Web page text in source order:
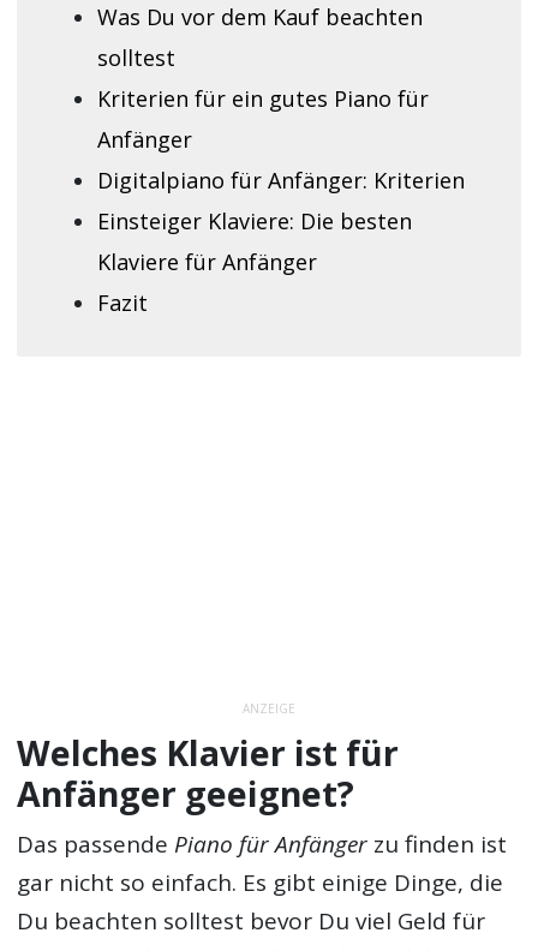
Was Du vor dem Kauf beachten
solltest
Kriterien für ein gutes Piano für
Anfänger
Digitalpiano für Anfänger: Kriterien
Einsteiger Klaviere: Die besten
Klaviere für Anfänger
Fazit
ANZEIGE
Welches Klavier ist für
Anfänger geeignet?
Das passende Piano für Anfänger zu finden ist
gar nicht so einfach. Es gibt einige Dinge, die
Du beachten solltest bevor Du viel Geld für